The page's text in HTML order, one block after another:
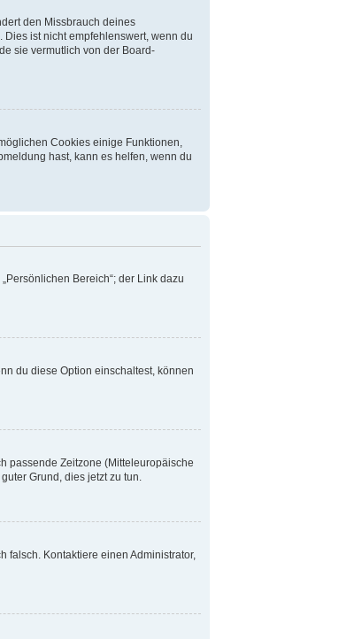
den Missbrauch deines
ist nicht empfehlenswert, wenn du
sie vermutlich von der Board-
Cookies einige Funktionen,
hast, kann es helfen, wenn du
Bereich“; der Link dazu
du diese Option einschaltest, können
passende Zeitzone (Mitteleuropäische
Grund, dies jetzt zu tun.
falsch. Kontaktiere einen Administrator,